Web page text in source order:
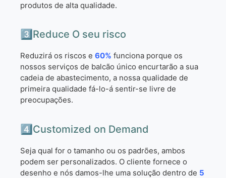
produtos de alta qualidade.
3️⃣Reduce O seu risco
Reduzirá os riscos e 60% funciona porque os
nossos serviços de balcão único encurtarão a sua
cadeia de abastecimento, a nossa qualidade de
primeira qualidade fá-lo-á sentir-se livre de
preocupações.
4️⃣Customized on Demand
Seja qual for o tamanho ou os padrões, ambos
podem ser personalizados. O cliente fornece o
desenho e nós damos-lhe uma solução dentro de 5